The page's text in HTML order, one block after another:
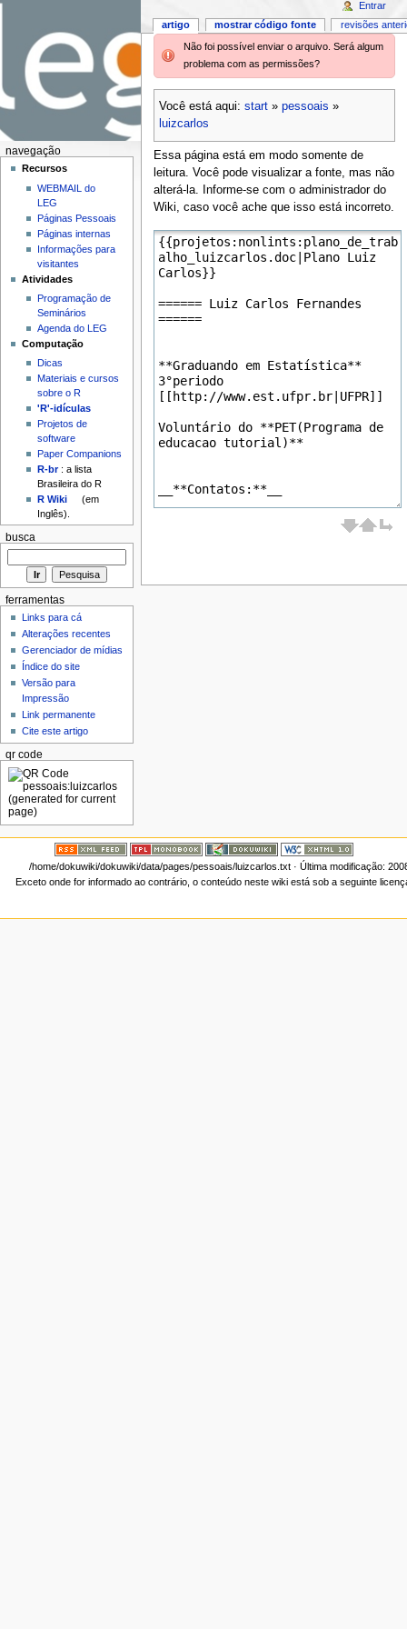
Não foi possível enviar o arquivo. Será algum
problema com as permissões?
Você está aqui: start» pessoais »
luizcarlos
Essa página está em modo somente de
leitura. Você pode visualizar a fonte, mas não
alterá-la. Informe-se com o administrador do
Wiki, caso você ache que isso está incorreto.
artigo mostrar código fonte revisões
Entrar
navegação
Recursos
WEBMAIL do
LEG
Páginas Pessoais
Páginas internas
Informações para
visitantes
Atividades
Programação de
Seminários
Agenda do LEG
Computação
Dicas
Materiais e cursos
sobre o R
'R'-idículas
Projetos de
software
Paper Companions
R-br: a lista
Brasileira do R
R Wiki
(em
Inglês).
busca
ferramentas
Links para cá
Alterações recentes
Gerenciador de mídias
Índice do site
Versão para
Impressão
Link permanente
Cite este artigo
qr code
/home/dokuwiki/dokuwiki/data/pages/pessoais/luizcarlos.txt· Última modificação:
Exceto onde for informado ao contrário, o conteúdo neste wiki está sob a seguinte